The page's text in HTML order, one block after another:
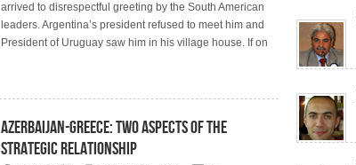
arrived to disrespectful greeting by the South American
leaders. Argentina’s president refused to meet him and
President of Uruguay saw him in his village house. If on
AZERBAIJAN-GREECE: TWO ASPECTS OF THE
STRATEGIC RELATIONSHIP